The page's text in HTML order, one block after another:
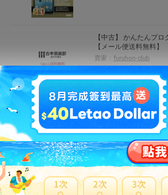
【中古】 かんたんプ
【メール便送料無料】
賣家： furuhon-club
江添亮の詳説C＋＋17
賣家：guruguru2
【送料無料】マンガで